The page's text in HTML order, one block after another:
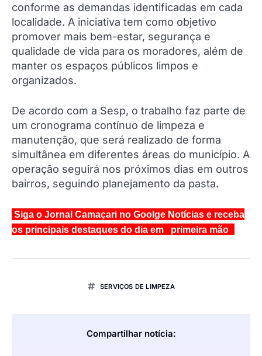
conforme as demandas identificadas em cada
localidade. A iniciativa tem como objetivo
promover mais bem-estar, segurança e
qualidade de vida para os moradores, além de
manter os espaços públicos limpos e
organizados.
De acordo com a Sesp, o trabalho faz parte de
um cronograma contínuo de limpeza e
manutenção, que será realizado de forma
simultânea em diferentes áreas do município. A
operação seguirá nos próximos dias em outros
bairros, seguindo planejamento da pasta.
Siga o Jornal Camaçari no Goolge Notícias e receba
os principais destaques do dia em primeira mão
SERVIÇOS DE LIMPEZA
Compartilhar notícia: